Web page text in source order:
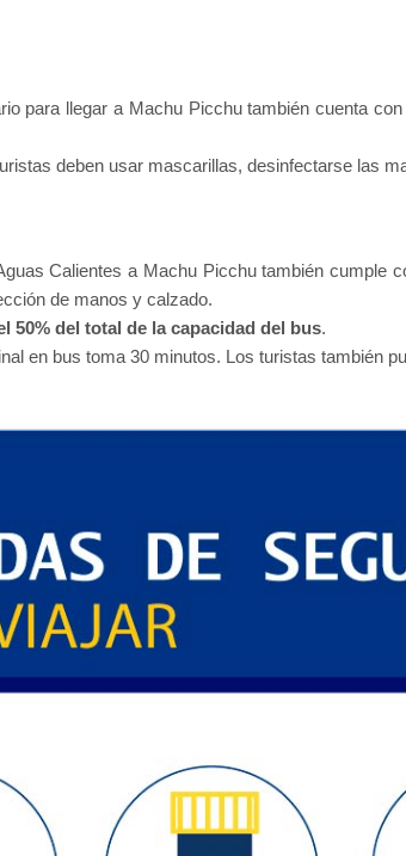
para llegar a Machu Picchu también cuenta
deben usar mascarillas, desinfectarse las
Calientes a Machu Picchu también cumple
de manos y calzado.
50% del total de la capacidad del bus.
en bus toma 30 minutos. Los turistas también